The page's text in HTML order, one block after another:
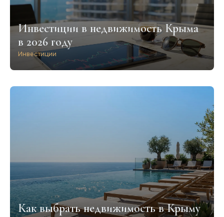
Инвестиции в недвижимость Крыма
в 2026 году
Инвестиции
Как выбрать недвижимость в Крыму